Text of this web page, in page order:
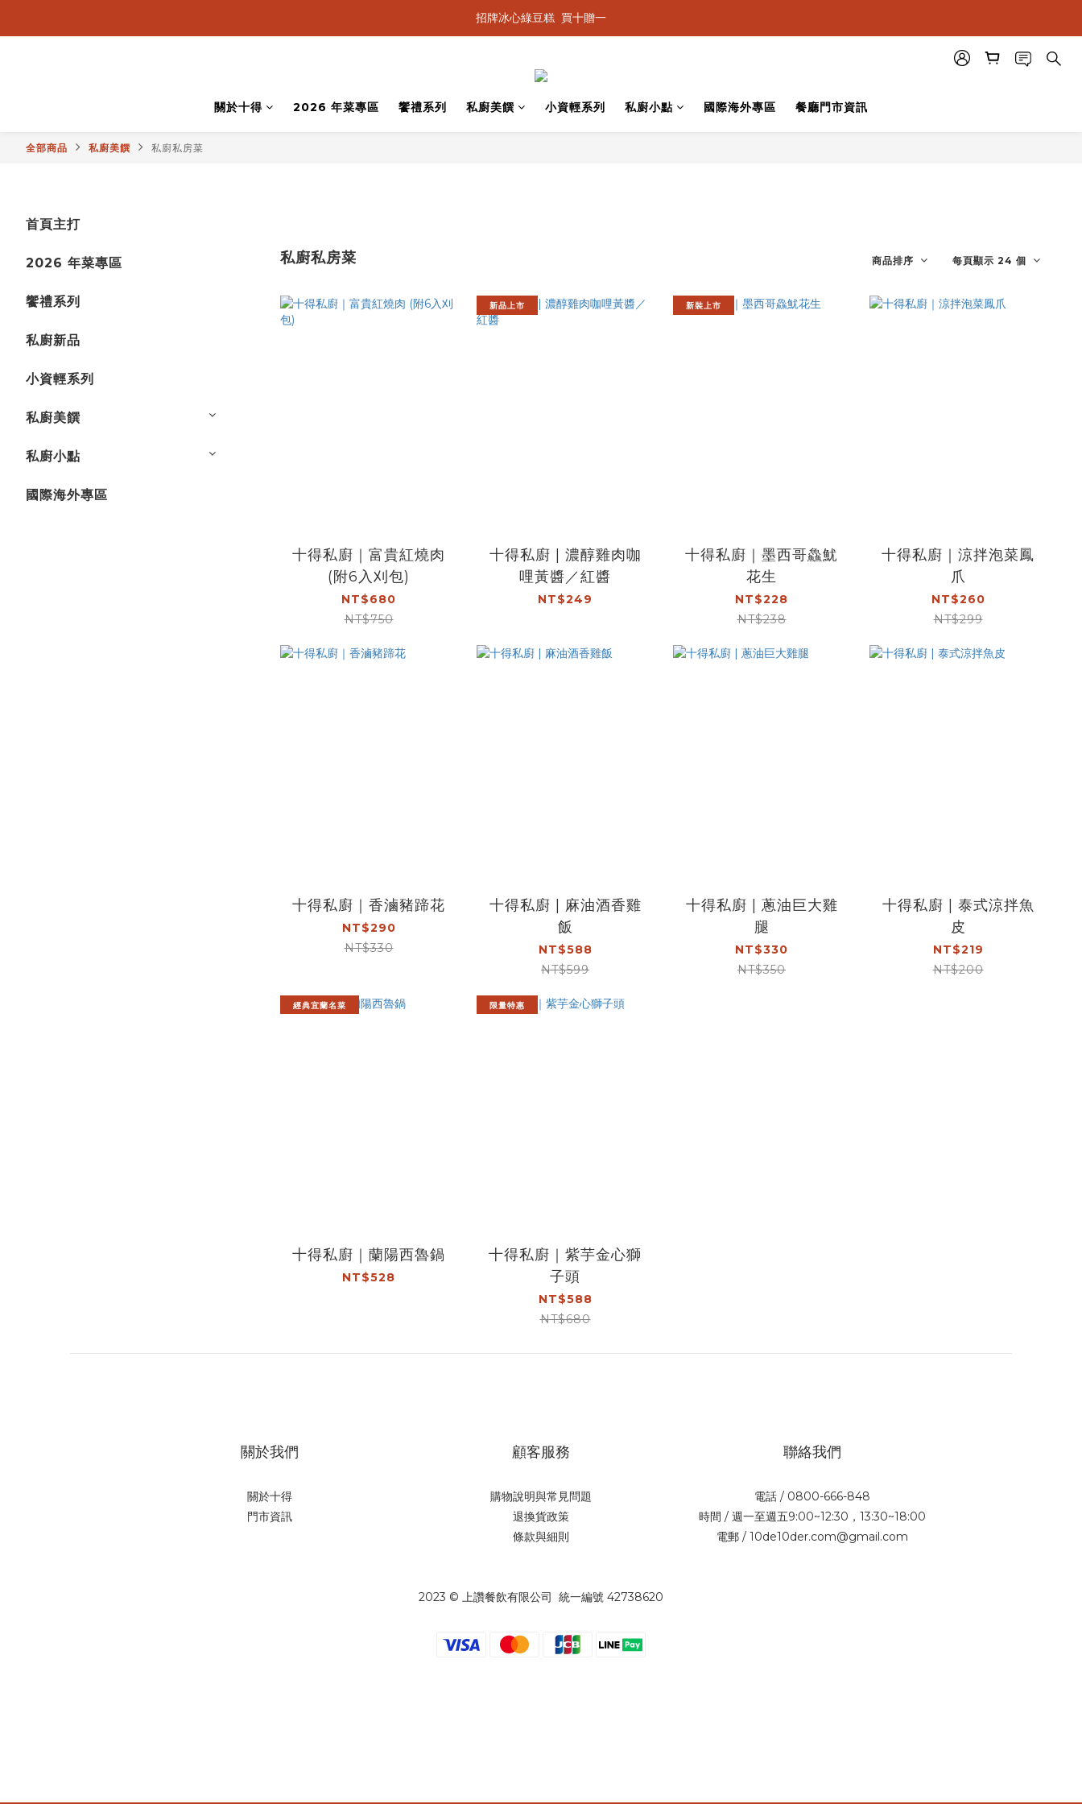
招牌冰心綠豆糕  買十贈一
關於十得 2026 年菜專區 饗禮系列 私廚美饌 小資輕系列 私廚小點 國際海外專區 餐廳門市資訊
全部商品 私廚美饌 私廚私房菜
首頁主打
2026 年菜專區
饗禮系列
私廚新品
小資輕系列
私廚美饌
私廚小點
國際海外專區
私廚私房菜 商品排序 每頁顯示 24 個
十得私廚｜富貴紅燒肉
(附6入刈包)
NT$680
NT$750
新品上市
十得私廚 | 濃醇雞肉咖
哩黃醬／紅醬
NT$249
新裝上市
十得私廚｜墨西哥鱻魷
花生
NT$228
NT$238
十得私廚｜涼拌泡菜鳳
爪
NT$260
NT$299
十得私廚｜香滷豬蹄花
NT$290
NT$330
十得私廚 | 麻油酒香雞
飯
NT$588
NT$599
十得私廚 | 蔥油巨大雞
腿
NT$330
NT$350
十得私廚 | 泰式涼拌魚
皮
NT$219
NT$200
經典宜蘭名菜
十得私廚｜蘭陽西魯鍋
NT$528
限量特惠
十得私廚｜紫芋金心獅
子頭
NT$588
NT$680
關於我們
關於十得
門市資訊
顧客服務
購物說明與常見問題
退換貨政策
條款與細則
2023 © 上讚餐飲有限公司 統一編號 42738620
聯絡我們
電話 / 0800-666-848
時間 / 週一至週五9:00~12:30，13:30~18:00
電郵 / 10de10der.com@gmail.com